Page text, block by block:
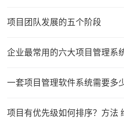
项目团队发展的五个阶段
企业最常用的六大项目管理系
一套项目管理软件系统需要多
项目有优先级如何排序？方法